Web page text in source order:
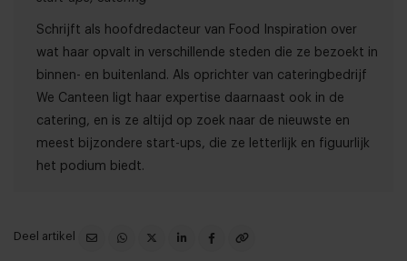
Schrijft als hoofdredacteur van Food Inspiration over
wat haar opvalt in verschillende steden die ze bezoekt in
binnen- en buitenland. Als oprichter van cateringbedrijf
We Canteen ligt haar expertise daarnaast ook in de
catering, en is ze altijd op zoek naar de nieuwste en
meest bijzondere start-ups, die ze letterlijk en figuurlijk
het podium biedt.
Deel artikel